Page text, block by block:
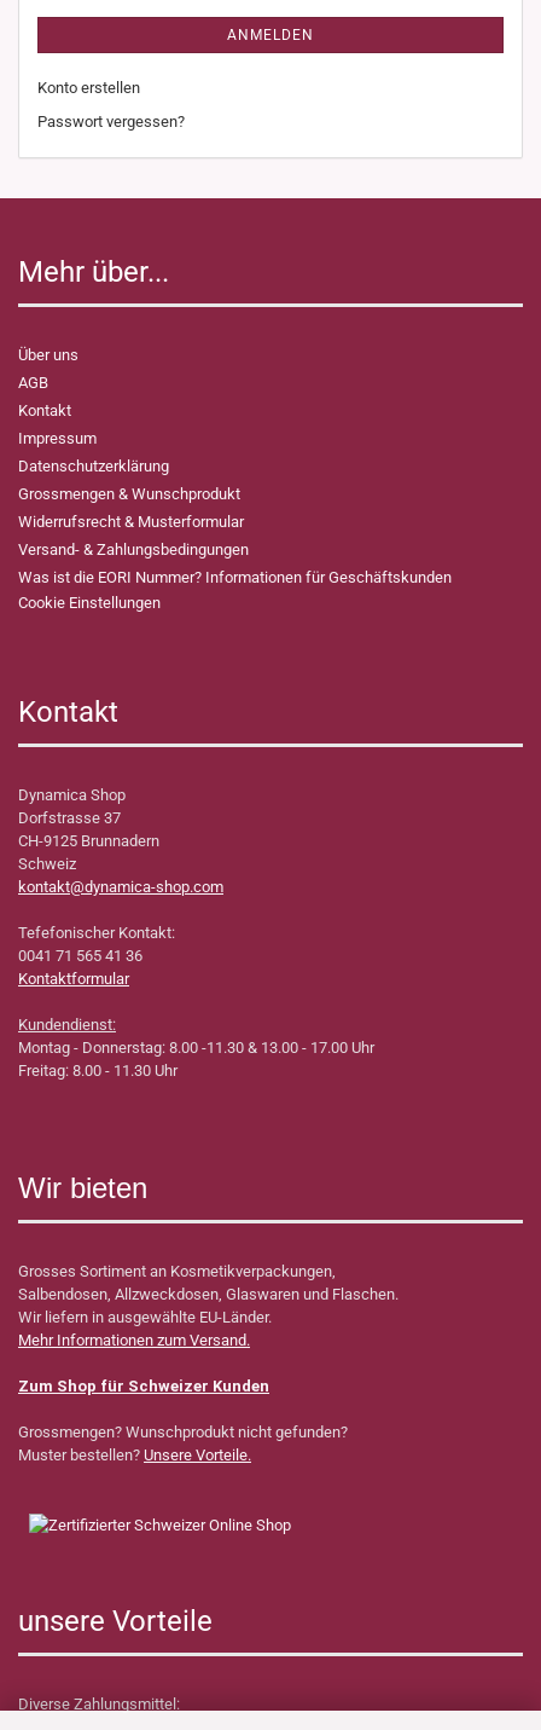
ANMELDEN
Konto erstellen
Passwort vergessen?
Mehr über...
Über uns
AGB
Kontakt
Impressum
Datenschutzerklärung
Grossmengen & Wunschprodukt
Widerrufsrecht & Musterformular
Versand- & Zahlungsbedingungen
Was ist die EORI Nummer? Informationen für Geschäftskunden
Cookie Einstellungen
Kontakt
Dynamica Shop
Dorfstrasse 37
CH-9125 Brunnadern
Schweiz
kontakt@dynamica-shop.com
Tefefonischer Kontakt:
0041 71 565 41 36
Kontaktformular
Kundendienst:
Montag - Donnerstag: 8.00 -11.30 & 13.00 - 17.00 Uhr
Freitag: 8.00 - 11.30 Uhr
Wir bieten
Grosses Sortiment an Kosmetikverpackungen,
Salbendosen, Allzweckdosen, Glaswaren und Flaschen.
Wir liefern in ausgewählte EU-Länder.
Mehr Informationen zum Versand.
Zum Shop für Schweizer Kunden
Grossmengen? Wunschprodukt nicht gefunden?
Muster bestellen? Unsere Vorteile.
unsere Vorteile
Diverse Zahlungsmittel: